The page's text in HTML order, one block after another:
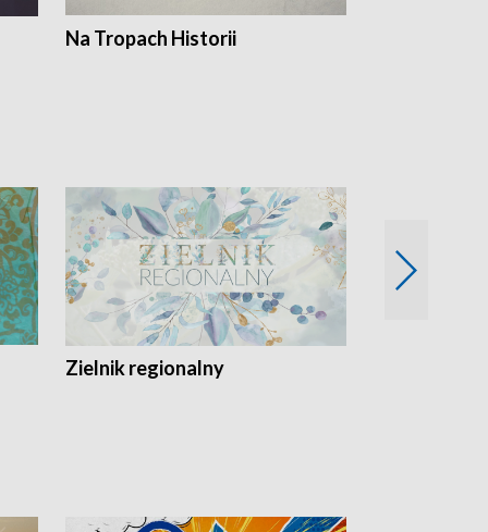
Na Tropach Historii
Zielnik regionalny